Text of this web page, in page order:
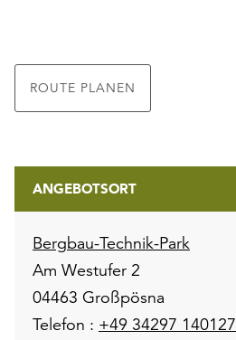
ROUTE PLANEN
ANGEBOTSORT
Bergbau-Technik-Park
Am Westufer 2
04463 Großpösna
Telefon : +49 34297 140127